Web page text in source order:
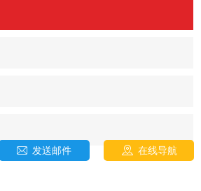
发送邮件 在线导航